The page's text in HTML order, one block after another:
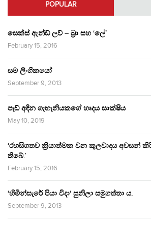
POPULAR
සෙක්ස් ඇන්ඩ් ලව් – බ්‍රා සහ ‘ලේ’
February 15, 2016
සම ලිංගිකයෝ
September 9, 2013
පෑඩ් අඳින ගැහැනියකගේ හෘදය සාක්ෂිය
May 10, 2019
‘රහසිගතව ක්‍රියාත්මක වන කුලවාදය අවසන්
තිබේ.’
February 15, 2016
‘හිමින්සැරේ පියා විදා‘ සුනිලා සමුගත්තා ය.
September 9, 2013